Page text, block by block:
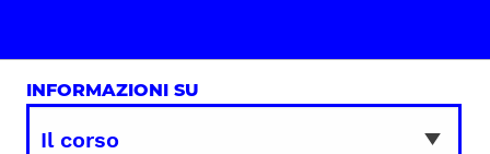
INFORMAZIONI SU